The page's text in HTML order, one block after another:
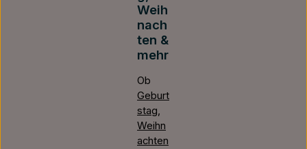
Weih
nach
ten &
mehr
Ob
Geburt
stag,
Weihn
achten